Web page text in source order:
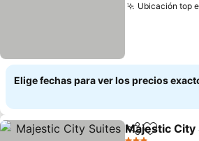
Ubicación top
Elige fechas para ver los precios
CompartirAgregar
Majestic City